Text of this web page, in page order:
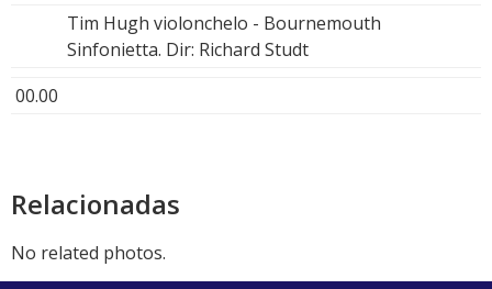
Tim Hugh violonchelo - Bournemouth
Sinfonietta. Dir: Richard Studt
00.00
Relacionadas
No related photos.